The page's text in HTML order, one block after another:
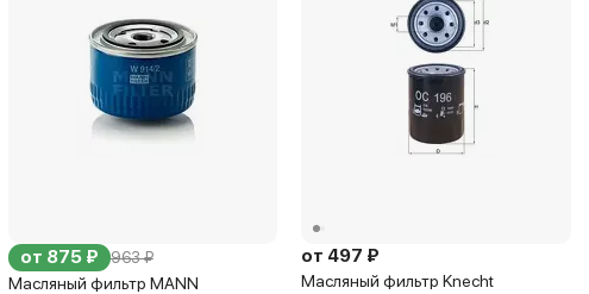
от 875 ₽ 963 ₽
Масляный фильтр MANN
от 497 ₽
Масляный фильтр Knecht